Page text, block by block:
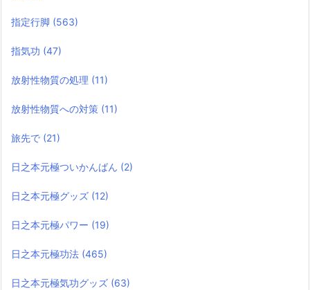
指定行脚 (563)
指気功 (47)
放射性物質の処理 (11)
放射性物質への対策 (11)
旅先で (21)
日之本元極ついかんばん (2)
日之本元極グッズ (12)
日之本元極パワー (19)
日之本元極功法 (465)
日之本元極気功グッズ (63)